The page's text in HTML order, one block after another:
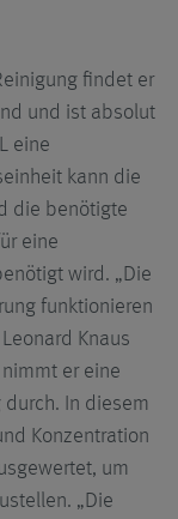
findet er
und ist absolut
eine
kann die
die benötigte
eine
wird. „Die
funktionieren
Knaus
er eine
In diesem
Konzentration
um
„Die